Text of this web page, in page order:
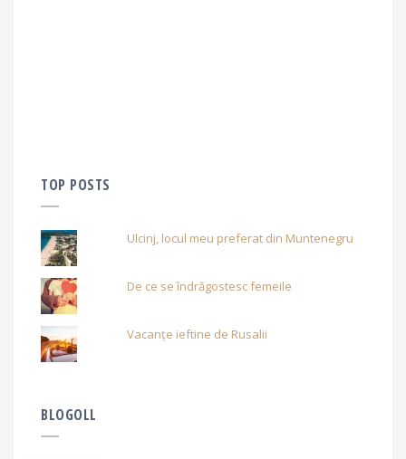
TOP POSTS
Ulcinj, locul meu preferat din Muntenegru
De ce se îndrăgostesc femeile
Vacanțe ieftine de Rusalii
BLOGOLL